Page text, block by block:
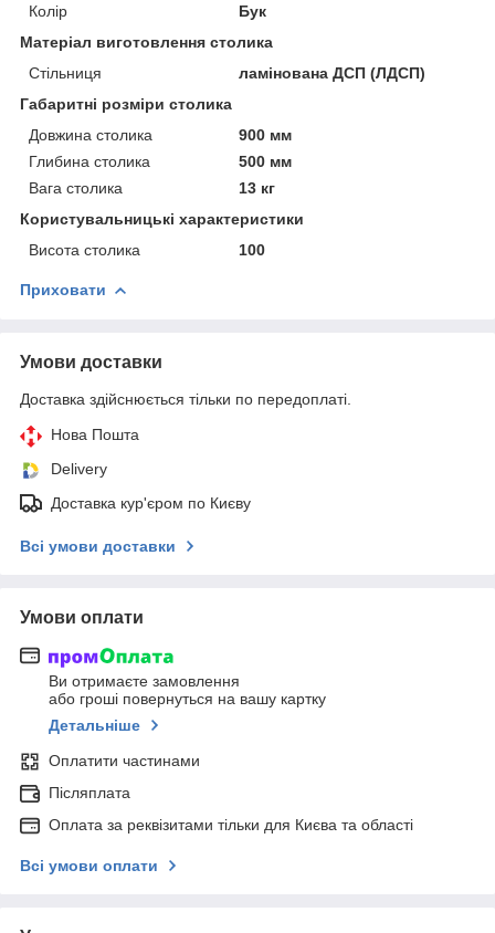
Колір
Бук
Матеріал виготовлення столика
Стільниця
ламінована ДСП (ЛДСП)
Габаритні розміри столика
Довжина столика
900 мм
Глибина столика
500 мм
Вага столика
13 кг
Користувальницькі характеристики
Висота столика
100
Приховати
Умови доставки
Доставка здійснюється тільки по передоплаті.
Нова Пошта
Delivery
Доставка кур'єром по Києву
Всі умови доставки
Умови оплати
Ви отримаєте замовлення
або гроші повернуться на вашу картку
Детальніше
Оплатити частинами
Післяплата
Оплата за реквізитами тільки для Києва та області
Всі умови оплати